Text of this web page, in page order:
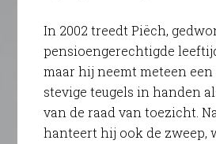
In 2002 treedt Piëch,
pensioengerechtigde
maar hij neemt meteen
stevige teugels in handen
van de raad van toezicht.
hanteert hij ook de zweep,